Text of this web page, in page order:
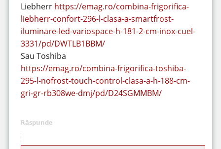
Liebherr https://emag.ro/combina-frigorifica-
liebherr-confort-296-l-clasa-a-smartfrost-
iluminare-led-variospace-h-181-2-cm-inox-cuel-
3331/pd/DWTLB1BBM/
Sau Toshiba
https://emag.ro/combina-frigorifica-toshiba-
295-l-nofrost-touch-control-clasa-a-h-188-cm-
gri-gr-rb308we-dmj/pd/D24SGMMBM/
Răspunde